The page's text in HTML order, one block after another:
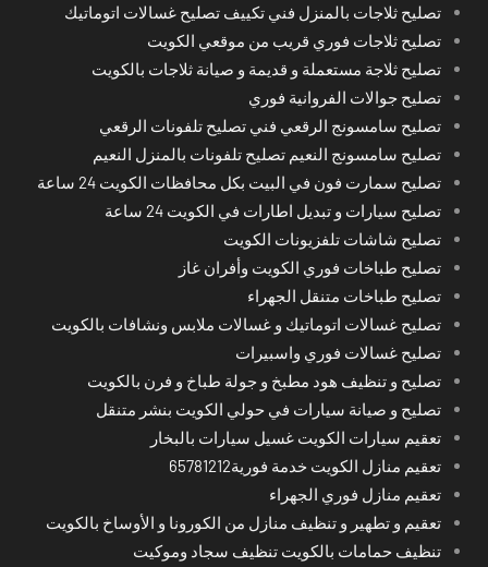
تصليح ثلاجات بالمنزل فني تكييف تصليح غسالات اتوماتيك
تصليح ثلاجات فوري قريب من موقعي الكويت
تصليح ثلاجة مستعملة و قديمة و صيانة ثلاجات بالكويت
تصليح جوالات الفروانية فوري
تصليح سامسونج الرقعي فني تصليح تلفونات الرقعي
تصليح سامسونج النعيم تصليح تلفونات بالمنزل النعيم
تصليح سمارت فون في البيت بكل محافظات الكويت 24 ساعة
تصليح سيارات و تبديل اطارات في الكويت 24 ساعة
تصليح شاشات تلفزيونات الكويت
تصليح طباخات فوري الكويت وأفران غاز
تصليح طباخات متنقل الجهراء
تصليح غسالات اتوماتيك و غسالات ملابس ونشافات بالكويت
تصليح غسالات فوري واسبيرات
تصليح و تنظيف هود مطبخ و جولة طباخ و فرن بالكويت
تصليح و صيانة سيارات في حولي الكويت بنشر متنقل
تعقيم سيارات الكويت غسيل سيارات بالبخار
تعقيم منازل الكويت خدمة فورية65781212
تعقيم منازل فوري الجهراء
تعقيم و تطهير و تنظيف منازل من الكورونا و الأوساخ بالكويت
تنظيف حمامات بالكويت تنظيف سجاد وموكيت